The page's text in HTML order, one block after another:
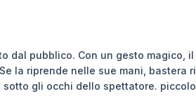
dal pubblico. Con un gesto magico,
la riprende nelle sue mani, bastera
gli occhi dello spettatore.